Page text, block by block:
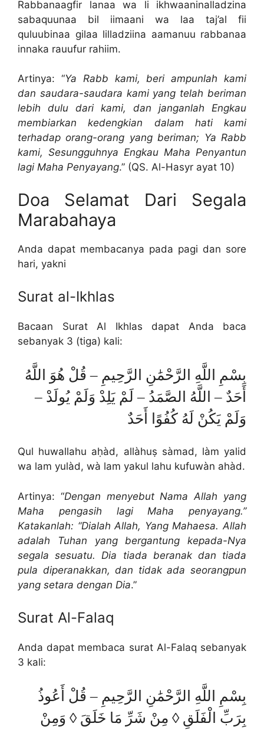
Rabbanaagfir lanaa wa li ikhwaaninalladzina
sabaquunaa bil iimaani wa laa taj’al fii
quluubinaa gilaa lilladziina aamanuu rabbanaa
innaka rauufur rahiim.
Artinya: “Ya Rabb kami, beri ampunlah kami
dan saudara-saudara kami yang telah beriman
lebih dulu dari kami, dan janganlah Engkau
membiarkan kedengkian dalam hati kami
terhadap orang-orang yang beriman; Ya Rabb
kami, Sesungguhnya Engkau Maha Penyantun
lagi Maha Penyayang.” (QS. Al-Hasyr ayat 10)
Doa Selamat Dari Segala
Marabahaya
Anda dapat membacanya pada pagi dan sore
hari, yakni
Surat al-Ikhlas
Bacaan Surat Al Ikhlas dapat Anda baca
sebanyak 3 (tiga) kali:
بِسْمِ اللَّهِ الرَّحْمَٰنِ الرَّحِيمِ – قُلْ هُوَ اللَّهُ
أَحَدٌ – اللَّهُ الصَّمَدُ – لَمْ يَلِدْ وَلَمْ يُولَدْ –
وَلَمْ يَكُنْ لَهُ كُفُوًا أَحَدٌ
Qul huwallahu aḥàd, allàhuṣ sàmad, làm yalid
wa lam yulàd, wà lam yakul lahu kufuwàn ahàd.
Artinya: “Dengan menyebut Nama Allah yang
Maha pengasih lagi Maha penyayang.”
Katakanlah: “Dialah Allah, Yang Mahaesa. Allah
adalah Tuhan yang bergantung kepada-Nya
segala sesuatu. Dia tiada beranak dan tiada
pula diperanakkan, dan tidak ada seorangpun
yang setara dengan Dia.”
Surat Al-Falaq
Anda dapat membaca surat Al-Falaq sebanyak
3 kali:
بِسْمِ اللَّهِ الرَّحْمَٰنِ الرَّحِيمِ – قُلْ أَعُوذُ
بِرَبِّ الْفَلَقِ ◊ مِنْ شَرِّ مَا خَلَقَ ◊ وَمِنْ